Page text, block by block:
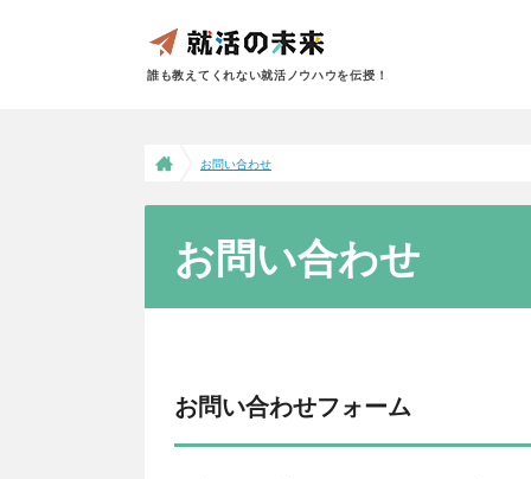
誰も教えてくれない就活ノウハウを伝授！
お問い合わせ
お問い合わせ
お問い合わせフォーム